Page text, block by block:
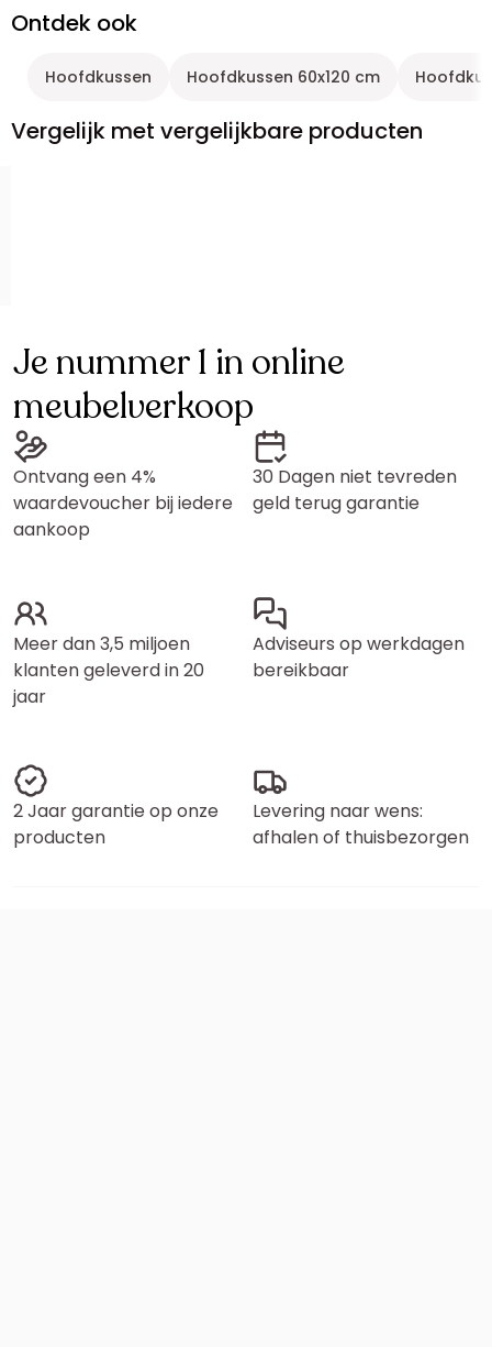
Ontdek ook
Hoofdkussen Hoofdkussen 60x120 cm
Vergelijk met vergelijkbare producten
Je nummer 1 in online
meubelverkoop
Ontvang een 4%
waardevoucher bij iedere
aankoop
30 Dagen niet tevreden
geld terug garantie
Meer dan 3,5 miljoen
klanten geleverd in 20
jaar
Adviseurs op werkdagen
bereikbaar
2 Jaar garantie op onze
producten
Levering naar wens:
afhalen of thuisbezorgen